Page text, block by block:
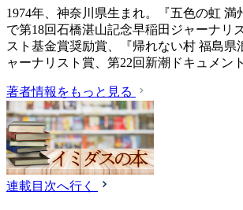
1974年、神奈川県生まれ。『五色の虹
で第18回石橋湛山記念早稲田ジャーナリ
スト基金賞奨励賞、『帰れない村 福島
ャーナリスト賞、第22回新潮ドキュメン
著者情報をもっと見る
連載目次へ行く